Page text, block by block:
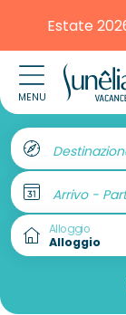
Estate
MENU
Arrivo -
Alloggio